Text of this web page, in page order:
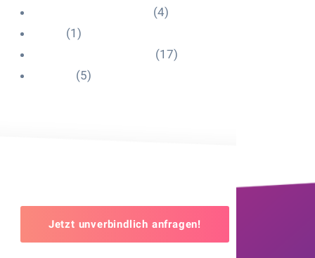
(4)
(1)
(17)
(5)
Jetzt unverbindlich anfragen!